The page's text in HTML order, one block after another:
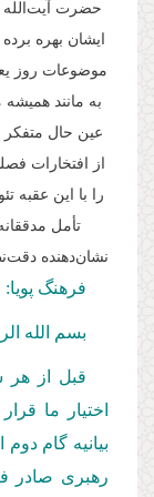
حضرت آیت‌الله
ایشان بهره
موضوعات روز
به مانند
عین حال متفکر
از افتخارات
را با این عقبه
تأمل
نشان‌دهنده
فرهنگ پویا:
بسم الله
قبل از هر
اختیار ما
بیانیه گام
رهبری صادر